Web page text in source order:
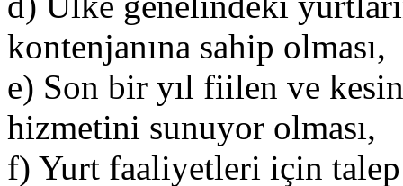
kontenjanına sahip olması,
e) Son bir yıl fiilen ve
hizmetini sunuyor olması,
f) Yurt faaliyetleri için